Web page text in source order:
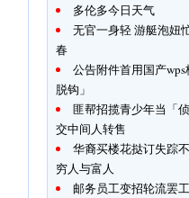
多伦多今日天气
无官一身轻 游艇泡妞
春
公告附件首用国产
脱钩」
匪帮招揽青少年当「
交中间人转售
华裔买楼花挞订失踪
穷人与富人
邮务员工变招轮流罢